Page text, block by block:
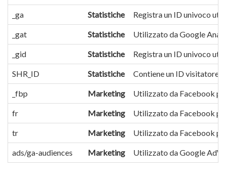
_ga Statistiche Registra un ID univoco
_gat Statistiche Utilizzato da Google
_gid Statistiche Registra un ID univoco
SHR_ID Statistiche Contiene un ID visitatore
_fbp Marketing Utilizzato da Facebook
fr Marketing Utilizzato da Facebook
tr Marketing Utilizzato da Facebook
ads/ga-audiences Marketing Utilizzato da Google